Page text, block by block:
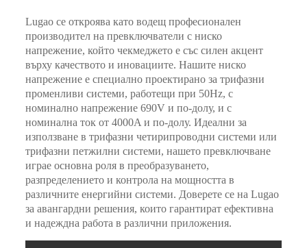
Lugao се откроява като водещ професионален
производител на превключватели с ниско
напрежение, който чекмеджето е със силен акцент
върху качеството и иновациите. Нашите ниско
напрежение е специално проектирано за трифазни
променливи системи, работещи при 50Hz, с
номинално напрежение 690V и по-долу, и с
номинална ток от 4000A и по-долу. Идеални за
използване в трифазни четирипроводни системи или
трифазни петжилни системи, нашето превключване
играе основна роля в преобразуването,
разпределението и контрола на мощността в
различните енергийни системи. Доверете се на Lugao
за авангардни решения, които гарантират ефективна
и надеждна работа в различни приложения.